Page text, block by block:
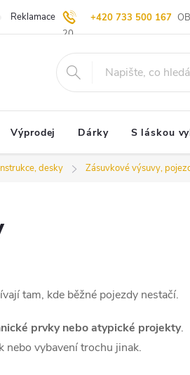
+420 733 500 167
20
Reklamace | Vrácení zboží Blog
Výprodej Dárky S láskou
desky Zásuvkové výsuvy,
tam, kde běžné pojezdy nestačí.
prvky nebo atypické projekty.
nebo vybavení trochu jinak.